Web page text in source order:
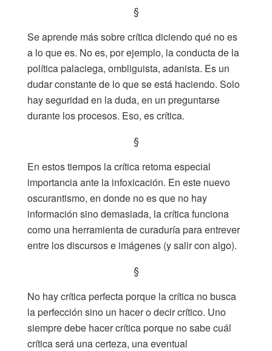
§
Se aprende más sobre crítica diciendo qué no es
a lo que es. No es, por ejemplo, la conducta de la
política palaciega, ombliguista, adanista. Es un
dudar constante de lo que se está haciendo. Solo
hay seguridad en la duda, en un preguntarse
durante los procesos. Eso, es crítica.
§
En estos tiempos la crítica retoma especial
importancia ante la infoxicación. En este nuevo
oscurantismo, en donde no es que no hay
información sino demasiada, la crítica funciona
como una herramienta de curaduría para entrever
entre los discursos e imágenes (y salir con algo).
§
No hay crítica perfecta porque la crítica no busca
la perfección sino un hacer o decir crítico. Uno
siempre debe hacer crítica porque no sabe cuál
crítica será una certeza, una eventual